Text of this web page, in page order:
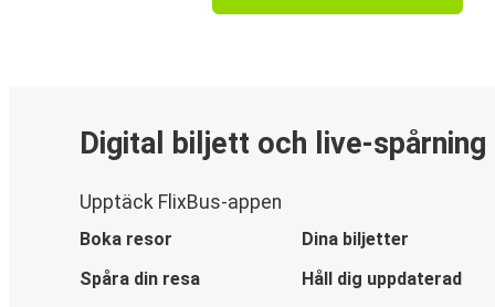
Digital biljett och live-spårning
Upptäck FlixBus-appen
Boka resor
Dina biljetter
Spåra din resa
Håll dig uppdaterad